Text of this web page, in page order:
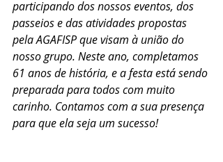
participando dos nossos eventos, dos
passeios e das atividades propostas
pela AGAFISP que visam à união do
nosso grupo. Neste ano, completamos
61 anos de história, e a festa está sendo
preparada para todos com muito
carinho. Contamos com a sua presença
para que ela seja um sucesso!